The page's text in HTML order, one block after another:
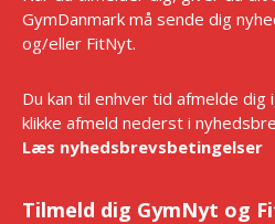
GymDanmark må sende dig
og/eller FitNyt.
Du kan til enhver tid afmelde dig
klikke afmeld nederst i
Læs nyhedsbrevsbetingelser
Tilmeld dig GymNyt og